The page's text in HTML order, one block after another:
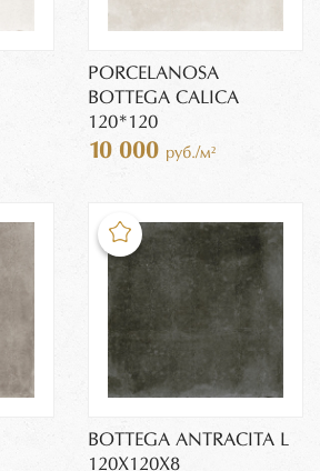
PORCELANOSA
BOTTEGA CALICA
120*120
10 000 руб./м²
BOTTEGA ANTRACITA L
120Х120X8